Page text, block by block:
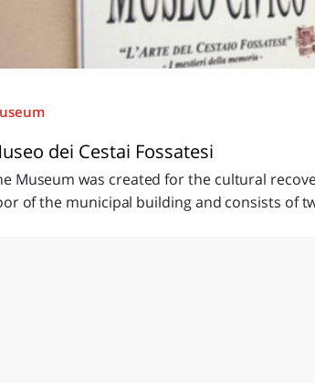
dei Cestai Fossatesi
Museum was created for the cultural
of the municipal building and consists of